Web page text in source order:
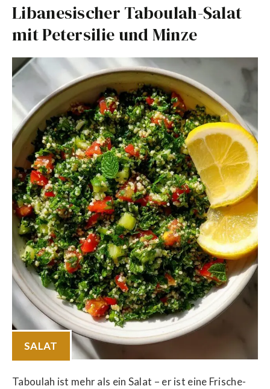
Libanesischer Taboulah-Salat
mit Petersilie und Minze
SALAT
Taboulah ist mehr als ein Salat – er ist eine Frische-